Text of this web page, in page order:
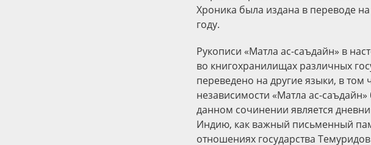
Хроника была издана в переводе
году.
Рукописи «Матла ас-саъдайн» в
во книгохранилищах различных
переведено на другие языки, в том
независимости «Матла ас-
данном сочинении является
Индию, как важный письменный
отношениях государства